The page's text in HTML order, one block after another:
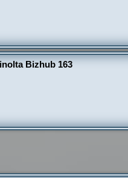
Bizhub 163